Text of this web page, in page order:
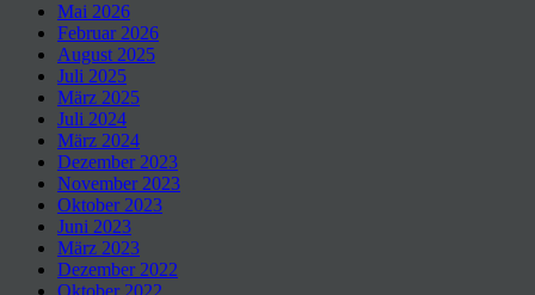
Mai 2026
Februar 2026
August 2025
Juli 2025
März 2025
Juli 2024
März 2024
Dezember 2023
November 2023
Oktober 2023
Juni 2023
März 2023
Dezember 2022